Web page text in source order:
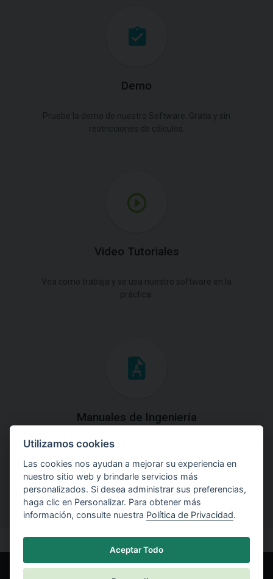
Demo
Video Tutoriales
Manuales de Ingeniería
Descargue los Manuales de Ingeniería con las teorías y
explicaciones prácticas del uso de software.
Utilizamos cookies
Las cookies nos ayudan a mejorar su experiencia en
nuestro sitio web y brindarle servicios más
personalizados. Si desea administrar sus preferencias,
haga clic en Personalizar. Para obtener más
información, consulte nuestra Política de Privacidad.
Aceptar Todo